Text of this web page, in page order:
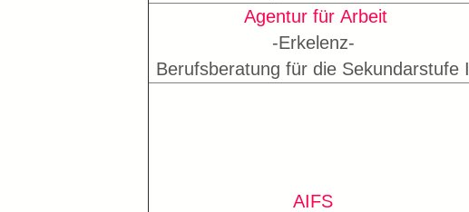
Agentur für Arbeit
-Erkelenz-
Berufsberatung für die Sekundarstufe I
AIFS